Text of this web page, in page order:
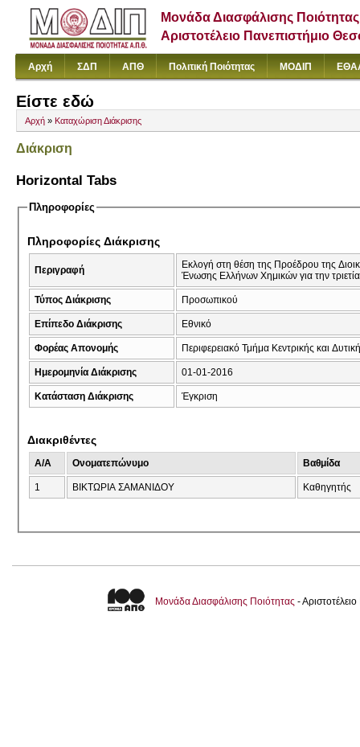
Μονάδα Διασφάλισης Ποιότητας
Αριστοτέλειο Πανεπιστήμιο
Αρχή ΣΔΠ ΑΠΘ Πολιτική Ποιότητας ΜΟΔΙΠ
Είστε εδώ
Αρχή » Καταχώριση Διάκρισης
Διάκριση
Horizontal Tabs
Πληροφορίες
Πληροφορίες Διάκρισης
Περιγραφή
Εκλογή στη θέση της Προέδρου της
Ένωσης Ελλήνων Χημικών για την
Τύπος Διάκρισης Προσωπικού
Επίπεδο Διάκρισης Εθνικό
Φορέας Απονομής Περιφερειακό Τμήμα Κεντρικής και
Ημερομηνία Διάκρισης 01-01-2016
Κατάσταση Διάκρισης Έγκριση
Διακριθέντες
A/A Ονοματεπώνυμο Βαθμίδα
1 ΒΙΚΤΩΡΙΑ ΣΑΜΑΝΙΔΟΥ Καθηγητής
Μονάδα Διασφάλισης Ποιότητας -